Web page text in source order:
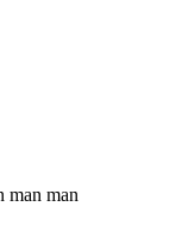
man man